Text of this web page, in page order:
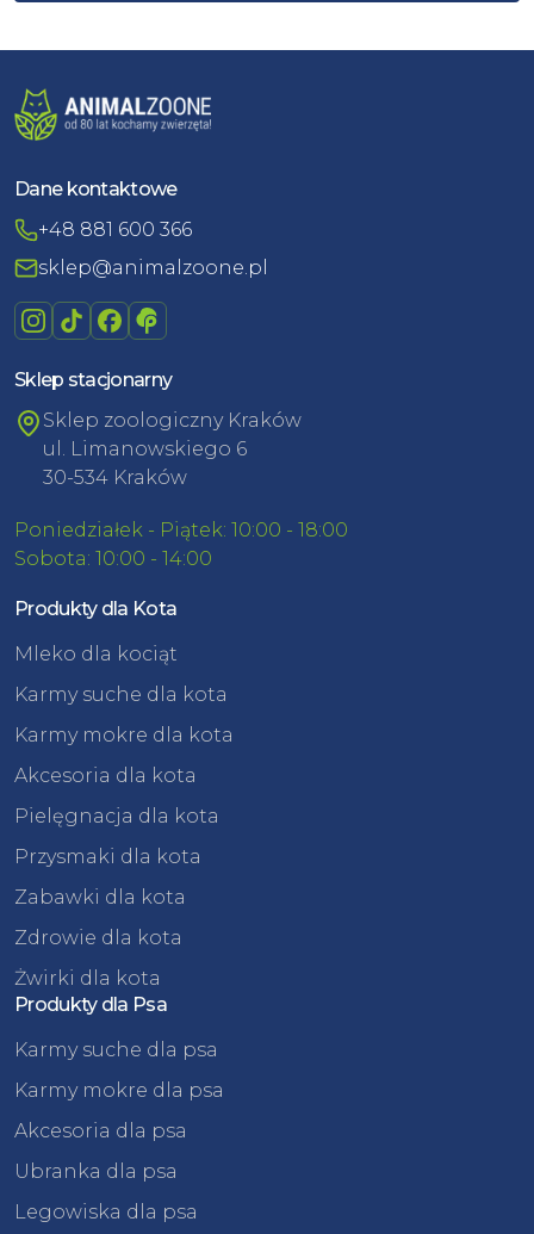
Dane kontaktowe
+48 881 600 366
sklep@animalzoone.pl
Sklep stacjonarny
Sklep zoologiczny Kraków
ul. Limanowskiego 6
30-534 Kraków
Poniedziałek - Piątek: 10:00 - 18:00
Sobota: 10:00 - 14:00
Produkty dla Kota
Mleko dla kociąt
Karmy suche dla kota
Karmy mokre dla kota
Akcesoria dla kota
Pielęgnacja dla kota
Przysmaki dla kota
Zabawki dla kota
Zdrowie dla kota
Żwirki dla kota
Produkty dla Psa
Karmy suche dla psa
Karmy mokre dla psa
Akcesoria dla psa
Ubranka dla psa
Legowiska dla psa